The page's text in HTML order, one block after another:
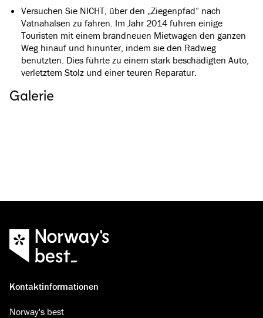
Versuchen Sie NICHT, über den „Ziegenpfad“ nach
Vatnahalsen zu fahren. Im Jahr 2014 fuhren einige
Touristen mit einem brandneuen Mietwagen den ganzen
Weg hinauf und hinunter, indem sie den Radweg
benutzten. Dies führte zu einem stark beschädigten Auto,
verletztem Stolz und einer teuren Reparatur.
Galerie
Kontaktinformationen
Norway's best